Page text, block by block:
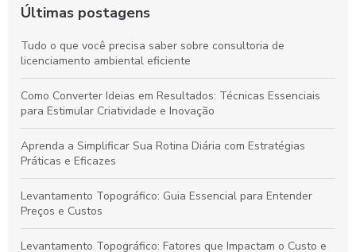
Últimas postagens
Tudo o que você precisa saber sobre consultoria de
licenciamento ambiental eficiente
Como Converter Ideias em Resultados: Técnicas Essenciais
para Estimular Criatividade e Inovação
Aprenda a Simplificar Sua Rotina Diária com Estratégias
Práticas e Eficazes
Levantamento Topográfico: Guia Essencial para Entender
Preços e Custos
Levantamento Topográfico: Fatores que Impactam o Custo e